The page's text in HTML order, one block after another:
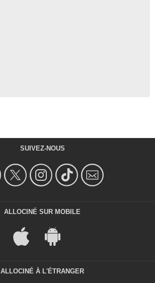
SUIVEZ-NOUS
ALLOCINÉ SUR MOBILE
ALLOCINÉ À L'ÉTRANGER